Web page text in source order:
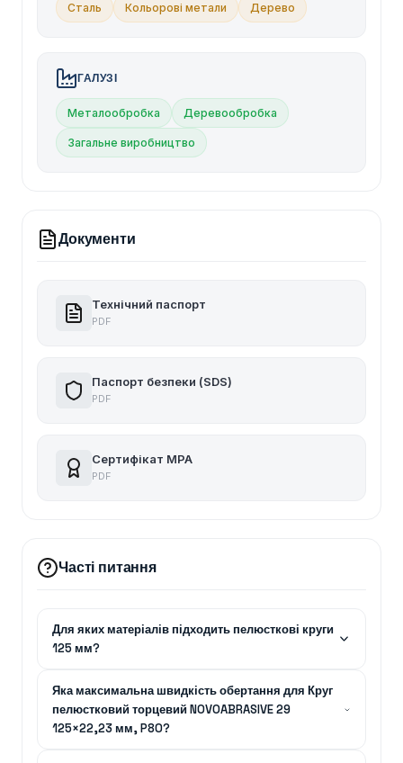
Сталь Кольорові метали Дерево
ГАЛУЗІ
Металообробка Деревообробка
Загальне виробництво
Документи
Технічний паспорт
PDF
Паспорт безпеки (SDS)
PDF
Сертифікат MPA
PDF
Часті питання
Для яких матеріалів підходить пелюсткові круги
125 мм?
Яка максимальна швидкість обертання для Круг
пелюстковий торцевий NOVOABRASIVE 29
125×22,23 мм, P80?